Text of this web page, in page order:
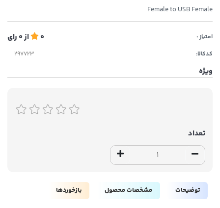
Female to USB Female
امتیاز : 0 از0 رای
کدکالا:
ویژه
تعداد
توضیحات مشخصات محصول بازخوردها